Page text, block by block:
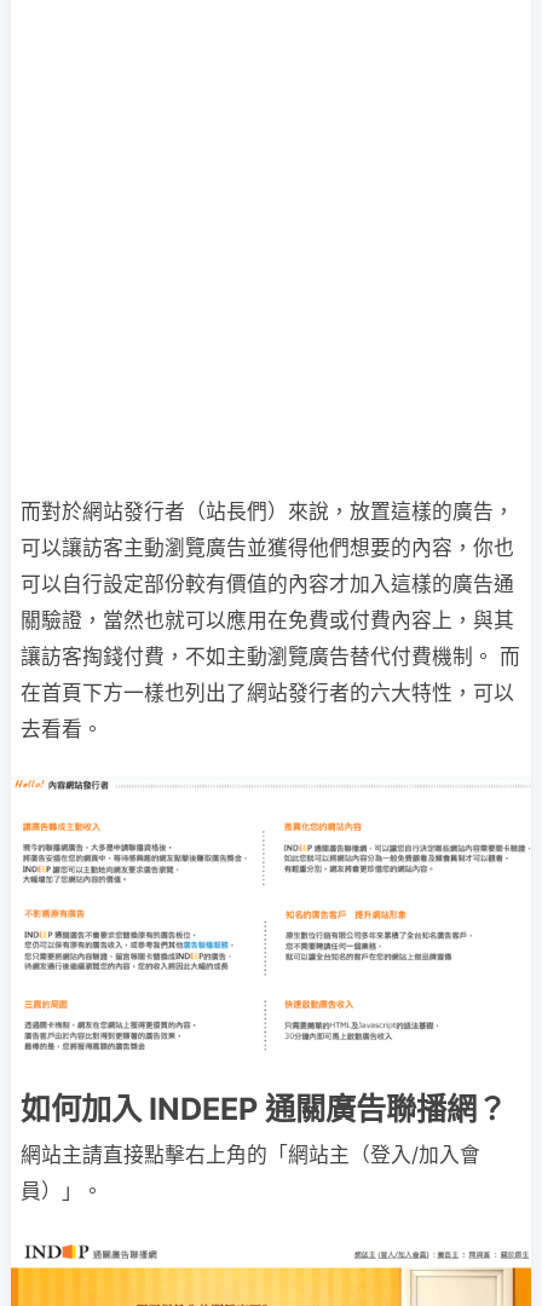
而對於網站發行者（站長們）來說，放置這樣的廣告，
可以讓訪客主動瀏覽廣告並獲得他們想要的內容，你也
可以自行設定部份較有價值的內容才加入這樣的廣告通
關驗證，當然也就可以應用在免費或付費內容上，與其
讓訪客掏錢付費，不如主動瀏覽廣告替代付費機制。 而
在首頁下方一樣也列出了網站發行者的六大特性，可以
去看看。
如何加入 INDEEP 通關廣告聯播網？
網站主請直接點擊右上角的「網站主（登入/加入會
員）」。